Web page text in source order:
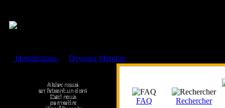
Identification
Devenez Membre
FAQ Rechercher